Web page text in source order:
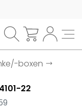
boxen
22